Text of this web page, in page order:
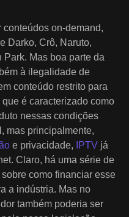
on-demand,
Darko, Crô, Naruto,
Mas boa parte da
à ilegalidade de
conteúdo restrito para
é caracterizado como
nessas condições
mas principalmente,
e privacidade, IPTV já
Claro, há uma série de
como financiar esse
a indústria. Mas no
também poderia ser